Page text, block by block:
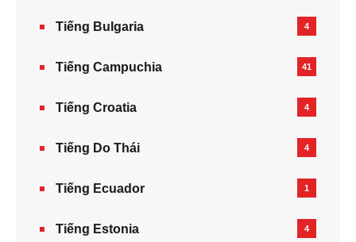
Tiếng Bulgaria 4
Tiếng Campuchia 41
Tiếng Croatia 4
Tiếng Do Thái 4
Tiếng Ecuador 1
Tiếng Estonia 4